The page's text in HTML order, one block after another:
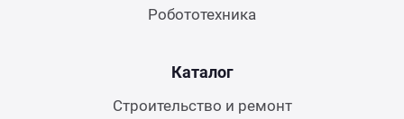
Робототехника
Каталог
Строительство и ремонт